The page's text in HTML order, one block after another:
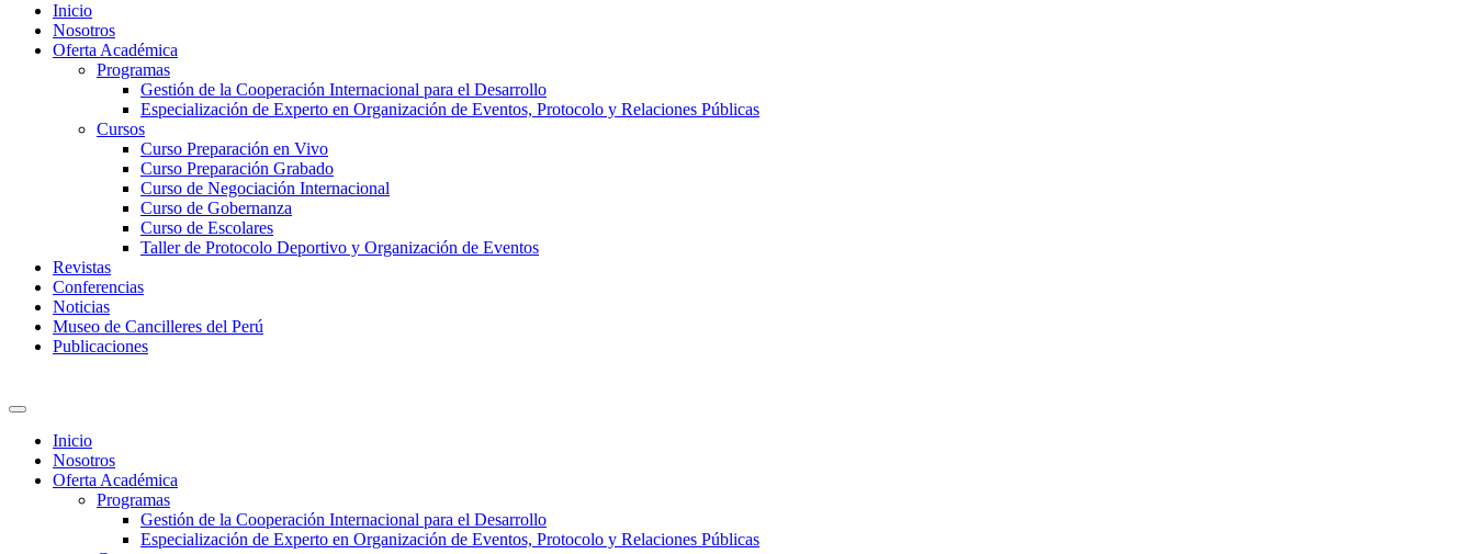
Inicio
Nosotros
Oferta Académica
Programas
Gestión de la Cooperación Internacional para el Desarrollo
Especialización de Experto en Organización de Eventos, Protocolo y Relaciones Públicas
Cursos
Curso Preparación en Vivo
Curso Preparación Grabado
Curso de Negociación Internacional
Curso de Gobernanza
Curso de Escolares
Taller de Protocolo Deportivo y Organización de Eventos
Revistas
Conferencias
Noticias
Museo de Cancilleres del Perú
Publicaciones
Inicio
Nosotros
Oferta Académica
Programas
Gestión de la Cooperación Internacional para el Desarrollo
Especialización de Experto en Organización de Eventos, Protocolo y Relaciones Públicas